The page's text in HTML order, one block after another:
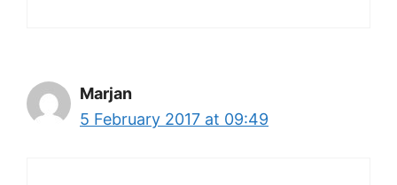
Marjan
5 February 2017 at 09:49